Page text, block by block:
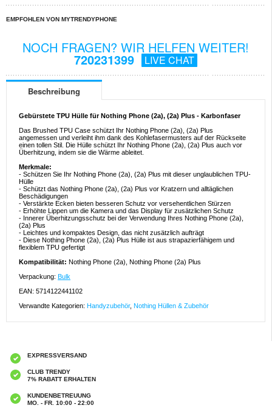
EMPFOHLEN VON MYTRENDYPHONE
NOCH FRAGEN? WIR HELFEN WEITER!
720231399 LIVE CHAT
Beschreibung
Gebürstete TPU Hülle für Nothing Phone (2a), (2a) Plus - Karbonfaser
Das Brushed TPU Case schützt Ihr Nothing Phone (2a), (2a) Plus
angemessen und verleiht ihm dank des Kohlefasermusters auf der Rückseite
einen tollen Stil. Die Hülle schützt Ihr Nothing Phone (2a), (2a) Plus auch vor
Überhitzung, indem sie die Wärme ableitet.
Merkmale:
- Schützen Sie Ihr Nothing Phone (2a), (2a) Plus mit dieser unglaublichen TPU-
Hülle
- Schützt das Nothing Phone (2a), (2a) Plus vor Kratzern und alltäglichen
Beschädigungen
- Verstärkte Ecken bieten besseren Schutz vor versehentlichen Stürzen
- Erhöhte Lippen um die Kamera und das Display für zusätzlichen Schutz
- Innerer Überhitzungsschutz bei der Verwendung Ihres Nothing Phone (2a),
(2a) Plus
- Leichtes und kompaktes Design, das nicht zusätzlich aufträgt
- Diese Nothing Phone (2a), (2a) Plus Hülle ist aus strapazierfähigem und
flexiblem TPU gefertigt
Kompatibilität: Nothing Phone (2a), Nothing Phone (2a) Plus
Verpackung: Bulk
EAN: 5714122441102
Verwandte Kategorien: Handyzubehör, Nothing Hüllen & Zubehör
EXPRESSVERSAND
CLUB TRENDY
7% RABATT ERHALTEN
KUNDENBETREUUNG
MO. - FR. 10:00 - 22:00